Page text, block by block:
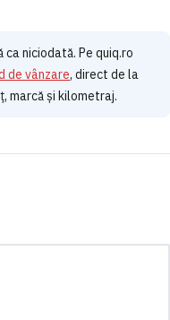
ca niciodată. Pe quiq.ro
de vânzare, direct de la
marcă și kilometraj.